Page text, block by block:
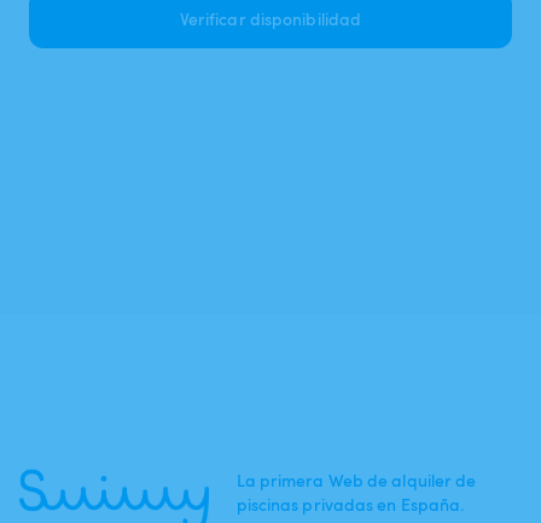
Verificar disponibilidad
La primera Web de alquiler de
piscinas privadas en España.